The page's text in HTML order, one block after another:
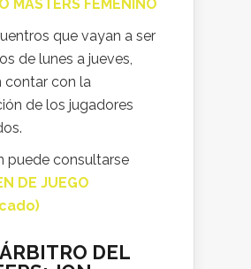
MASTERS FEMENINO
que vayan a ser
de lunes a jueves,
contar con la
de los jugadores
puede consultarse
DE JUEGO
DEL